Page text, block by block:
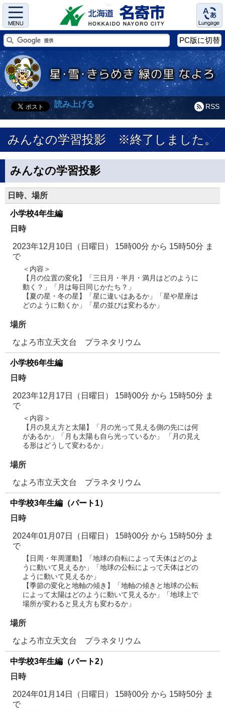
Menu Language
PC版に切替
RSS
読み上げる
みんなの学習投影 ※終了しました。
みんなの学習投影
日時、場所
小学校4年生編
日時
2023年12月10日（日曜日） 15時00分 から 15時50分 ま
で
＜内容＞
【月の位置の変化】「三日月・半月・満月はどのように
動く？」「月は毎日同じかたち？」
【夏の星・冬の星】「星に違いはあるか」「星や星座は
どのように動くか」「星の並びは変わるか」
場所
なよろ市立天文台 プラネタリウム
小学校6年生編
日時
2023年12月17日（日曜日） 15時00分 から 15時50分 ま
で
＜内容＞
【月の見え方と太陽】「月の光って見える側の先には何
があるか」「月も太陽も自ら光っているか」 「月の見え
る形はどうして変わるか」
場所
なよろ市立天文台 プラネタリウム
中学校3年生編（パート1）
日時
2024年01月07日（日曜日） 15時00分 から 15時50分 ま
で
【日周・年周運動】「地球の自転によって天体はどのよ
うに動いて見えるか」「地球の公転によって天体はどの
ように動いて見えるか」
【季節の変化と地軸の傾き】「地軸の傾きと地球の公転
によって太陽はどのように動いて見えるか」「地球上で
場所が変わると見え方も変わるか」
場所
なよろ市立天文台 プラネタリウム
中学校3年生編（パート2）
日時
2024年01月14日（日曜日） 15時00分 から 15時50分 ま
で